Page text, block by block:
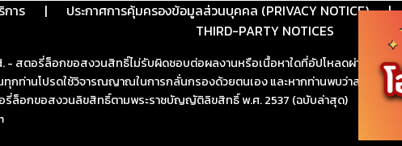
การ | ประกาศการคุ้มครองข้อมูลส่วนบุคคล (PRIVACY NOTICE) |
THIRD-PARTY NOTICES
- สตอรี่ล็อกขอสงวนสิทธิ์ไม่รับผิดชอบต่อผลงานหรือเนื้อหาใดที่อัปโหลดผ่านเว็บไ
กท่านโปรดใช้วิจารณญาณในการกลั่นกรองด้วยตนเอง และหากท่านพบว่าส่วนหนึ่ง
อรี่ล็อกขอสงวนลิขสิทธิ์ตามพระราชบัญญัติลิขสิทธิ์ พ.ศ. 2537 (ฉบับล่าสุด)